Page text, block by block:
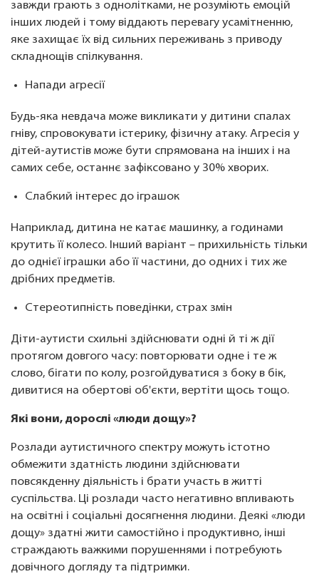
завжди грають з однолітками, не розуміють емоцій
інших людей і тому віддають перевагу усамітненню,
яке захищає їх від сильних переживань з приводу
складнощів спілкування.
Напади агресії
Будь-яка невдача може викликати у дитини спалах
гніву, спровокувати істерику, фізичну атаку. Агресія у
дітей-аутистів може бути спрямована на інших і на
самих себе, останнє зафіксовано у 30% хворих.
Слабкий інтерес до іграшок
Наприклад, дитина не катає машинку, а годинами
крутить її колесо. Інший варіант – прихильність тільки
до однієї іграшки або її частини, до одних і тих же
дрібних предметів.
Стереотипність поведінки, страх змін
Діти-аутисти схильні здійснювати одні й ті ж дії
протягом довгого часу: повторювати одне і те ж
слово, бігати по колу, розгойдуватися з боку в бік,
дивитися на обертові об'єкти, вертіти щось тощо.
Які вони, дорослі «люди дощу»?
Розлади аутистичного спектру можуть істотно
обмежити здатність людини здійснювати
повсякденну діяльність і брати участь в житті
суспільства. Ці розлади часто негативно впливають
на освітні і соціальні досягнення людини. Деякі «люди
дощу» здатні жити самостійно і продуктивно, інші
страждають важкими порушеннями і потребують
довічного догляду та підтримки.